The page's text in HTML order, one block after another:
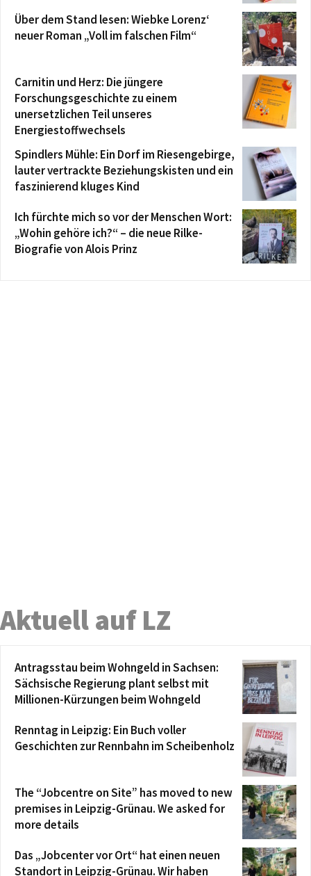
Über dem Stand lesen: Wiebke Lorenz‘
neuer Roman „Voll im falschen Film“
Carnitin und Herz: Die jüngere
Forschungsgeschichte zu einem
unersetzlichen Teil unseres
Energiestoffwechsels
Spindlers Mühle: Ein Dorf im Riesengebirge,
lauter vertrackte Beziehungskisten und ein
faszinierend kluges Kind
Ich fürchte mich so vor der Menschen Wort:
„Wohin gehöre ich?“ – die neue Rilke-
Biografie von Alois Prinz
Aktuell auf LZ
Antragsstau beim Wohngeld in Sachsen:
Sächsische Regierung plant selbst mit
Millionen-Kürzungen beim Wohngeld
Renntag in Leipzig: Ein Buch voller
Geschichten zur Rennbahn im Scheibenholz
The “Jobcentre on Site” has moved to new
premises in Leipzig-Grünau. We asked for
more details
Das „Jobcenter vor Ort“ hat einen neuen
Standort in Leipzig-Grünau. Wir haben